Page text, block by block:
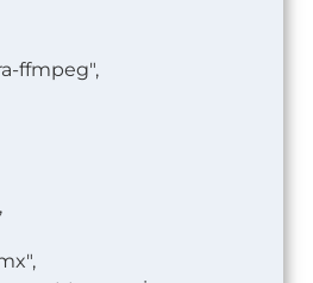
ffmpeg",